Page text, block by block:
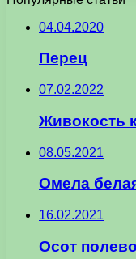
04.04.2020
Перец
07.02.2022
Живокость
08.05.2021
Омела
16.02.2021
Осот